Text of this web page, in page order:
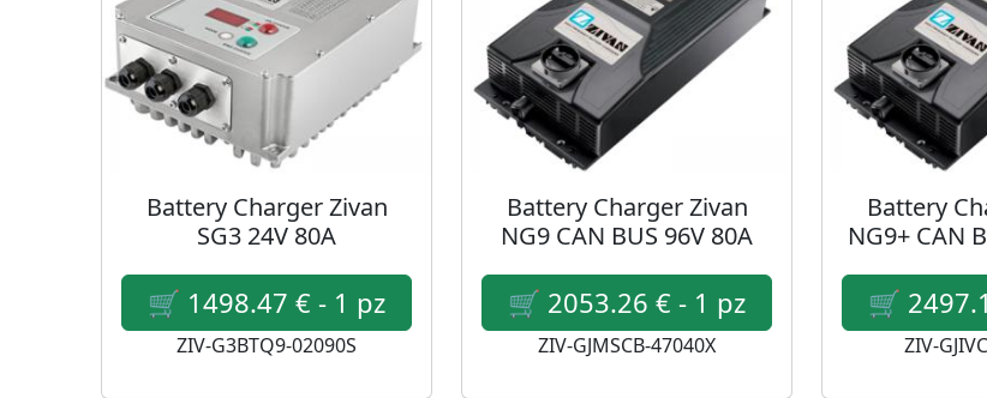
Battery Charger Zivan
SG3 24V 80A
ZIV-G3BTQ9-02090S
Battery Charger Zivan
NG9 CAN BUS 96V 80A
ZIV-GJMSCB-47040X
Battery
NG9+ CAN
ZIV-